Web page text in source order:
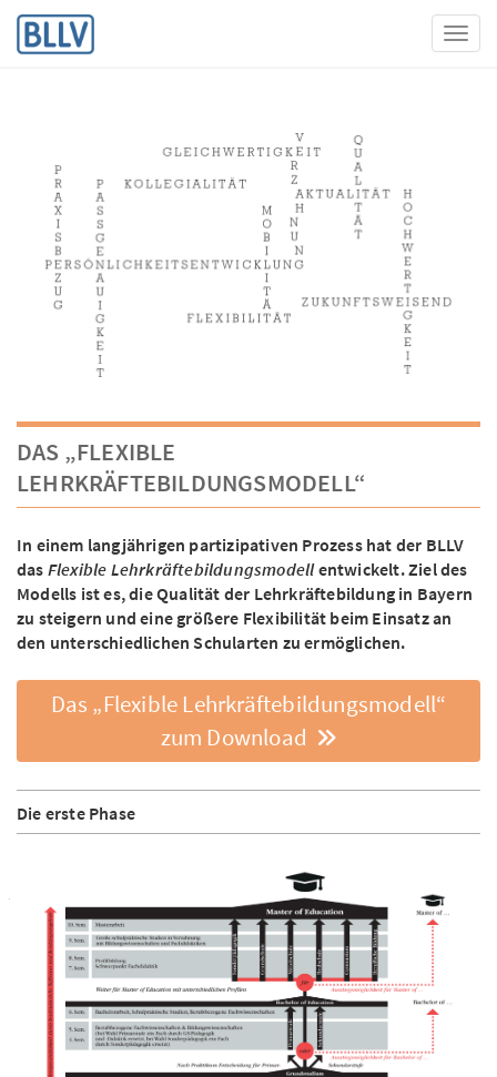
DAS „FLEXIBLE
LEHRKRÄFTEBILDUNGSMODELL“
In einem langjährigen partizipativen Prozess hat der BLLV
das Flexible Lehrkräftebildungsmodellentwickelt. Ziel des
Modells ist es, die Qualität der Lehrkräftebildung in Bayern
zu steigern und eine größere Flexibilität beim Einsatz an
den unterschiedlichen Schularten zu ermöglichen.
Das „Flexible Lehrkräftebildungsmodell“
zum Download
Die erste Phase